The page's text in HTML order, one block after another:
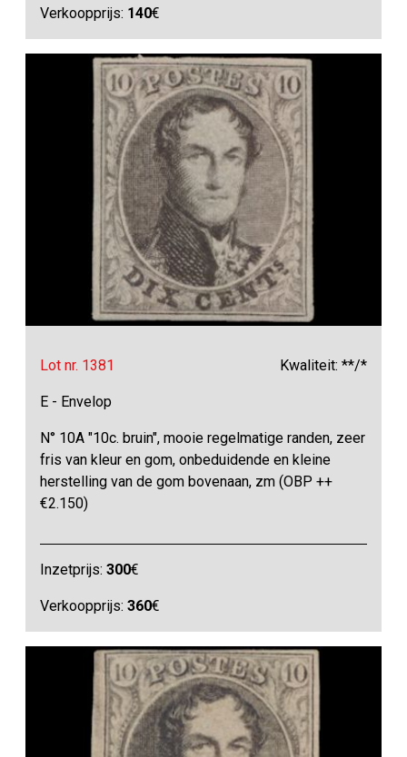
Verkoopprijs: 140€
Lot nr. 1381 Kwaliteit: **/*
E - Envelop
N° 10A "10c. bruin", mooie regelmatige randen, zeer
fris van kleur en gom, onbeduidende en kleine
herstelling van de gom bovenaan, zm (OBP ++
€2.150)
Inzetprijs:300€
Verkoopprijs:360€